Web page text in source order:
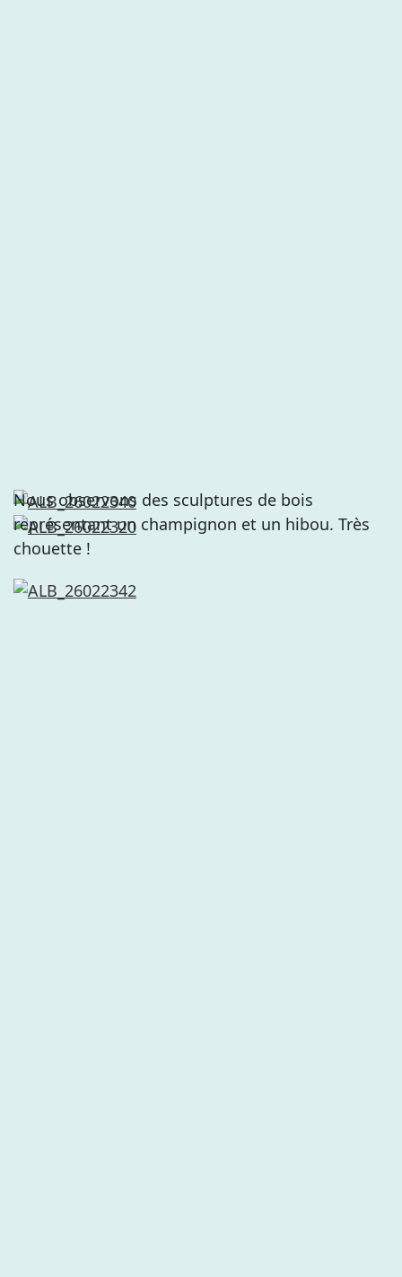
Nous observons des sculptures de bois
représentant un champignon et un hibou. Très
chouette !